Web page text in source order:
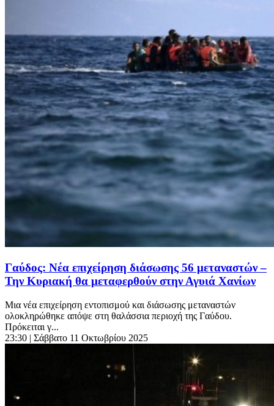
Γαύδος: Νέα επιχείρηση διάσωσης 56 μεταναστών –
Την Κυριακή θα μεταφερθούν στην Αγυιά Χανίων
Μια νέα επιχείρηση εντοπισμού και διάσωσης μεταναστών
ολοκληρώθηκε απόψε στη θαλάσσια περιοχή της Γαύδου.
Πρόκειται γ...
23:30 | Σάββατο 11 Οκτωβρίου 2025